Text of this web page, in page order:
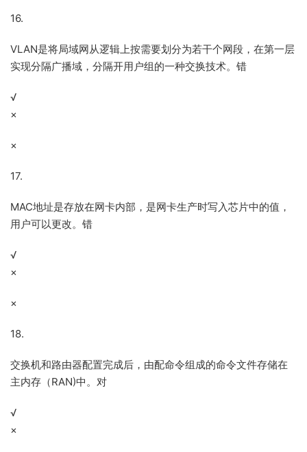
16.
VLAN是将局域网从逻辑上按需要划分为若干个网段，在第一层
实现分隔广播域，分隔开用户组的一种交换技术。错
√
×
×
17.
MAC地址是存放在网卡内部，是网卡生产时写入芯片中的值，
用户可以更改。错
√
×
×
18.
交换机和路由器配置完成后，由配命令组成的命令文件存储在
主内存（RAN)中。对
√
×